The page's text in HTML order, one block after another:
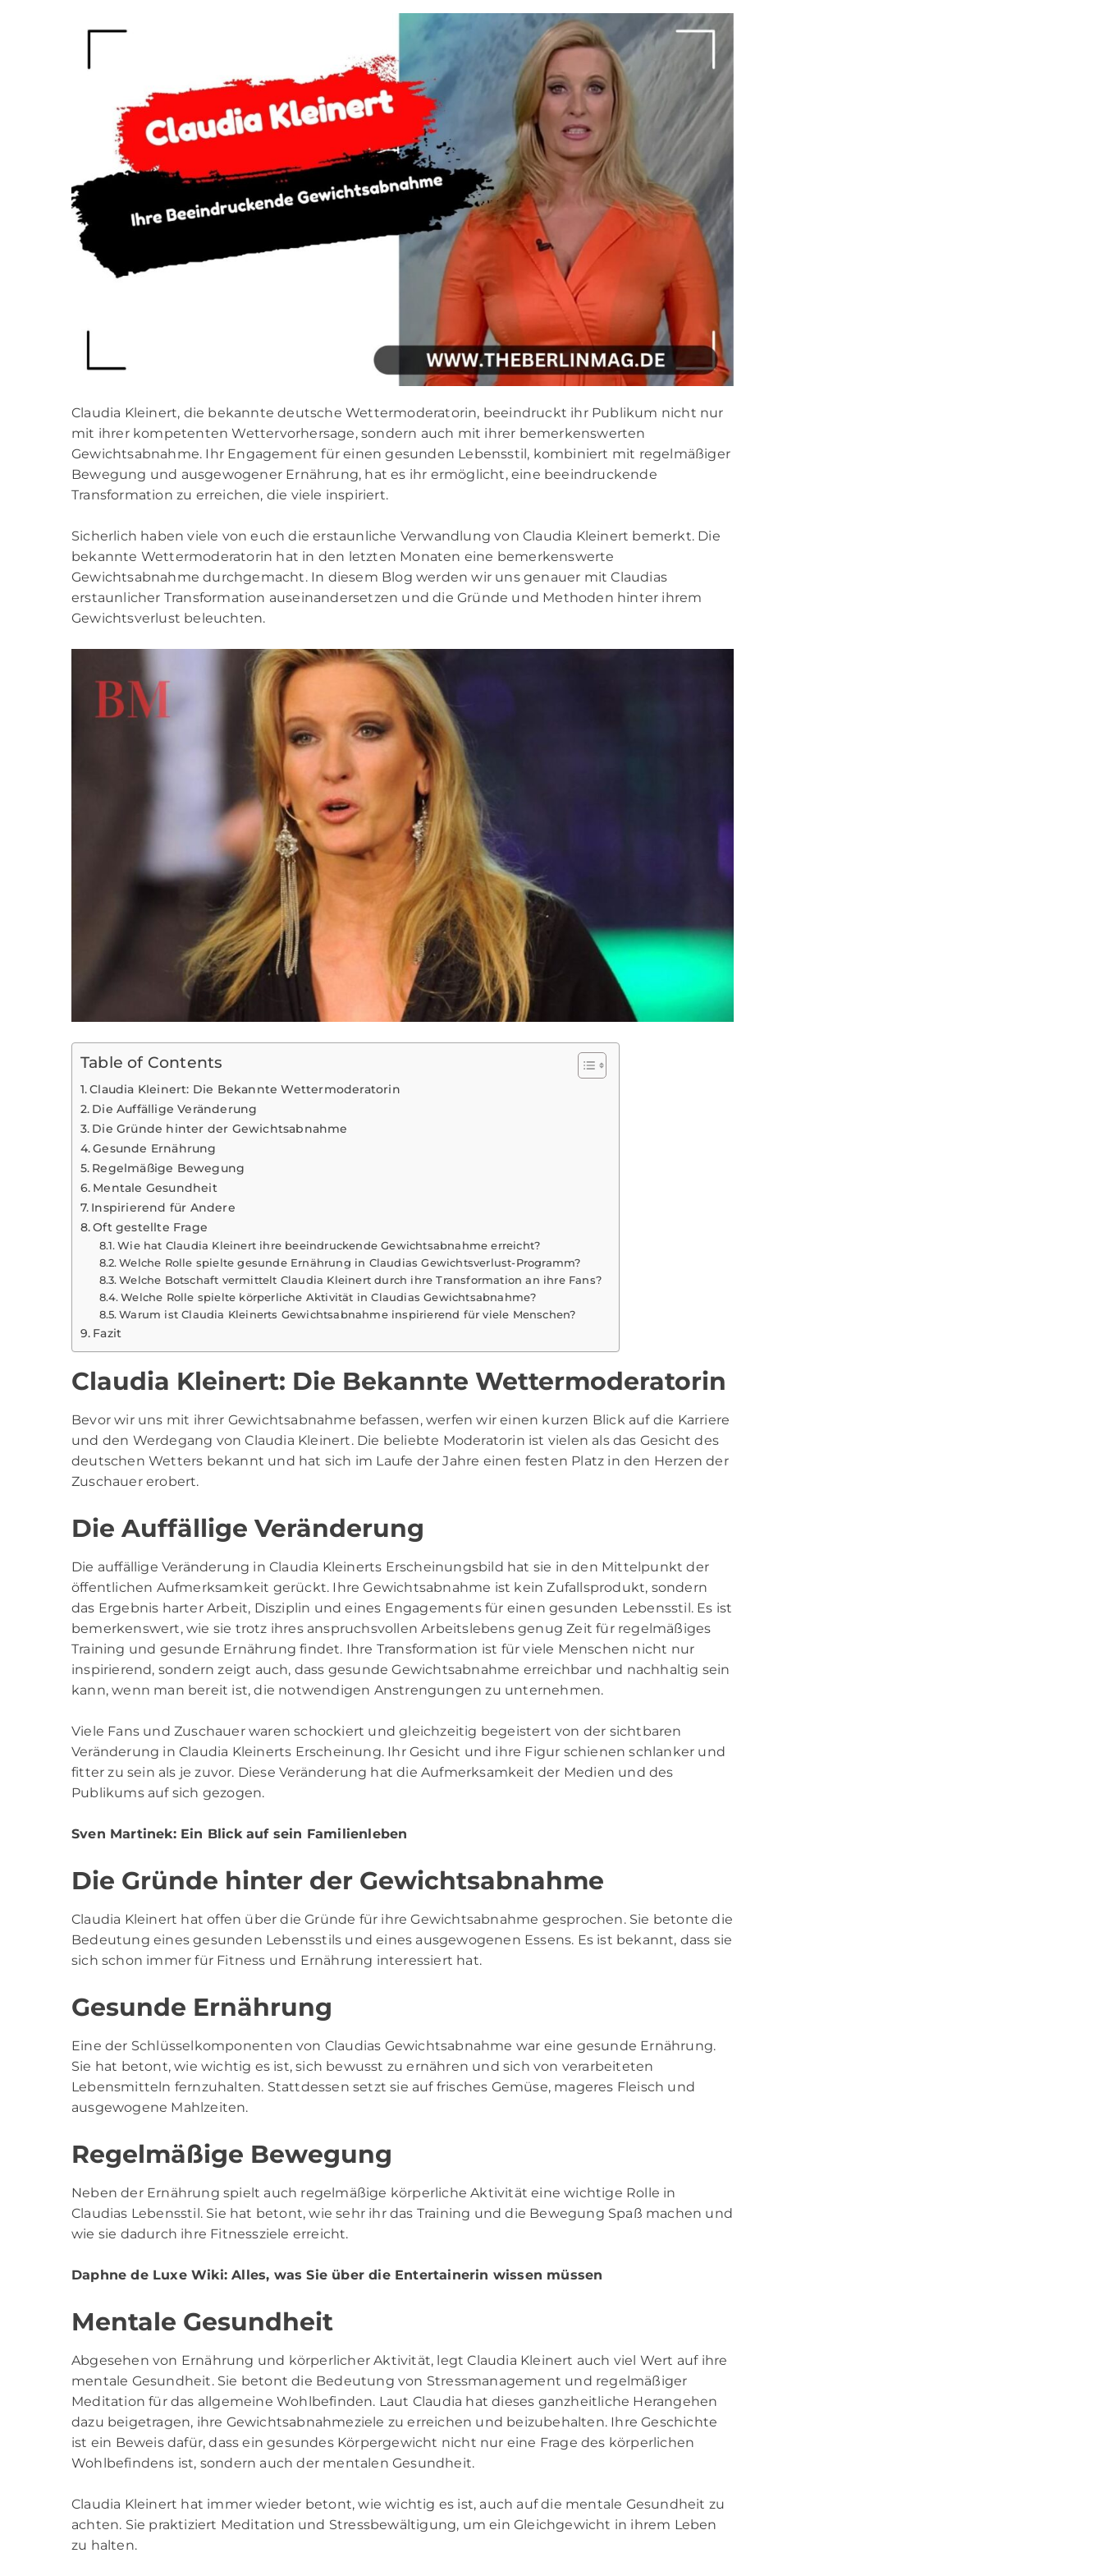
Claudia Kleinert, die bekannte deutsche Wettermoderatorin, beeindruckt ihr Publikum nicht nur
mit ihrer kompetenten Wettervorhersage, sondern auch mit ihrer bemerkenswerten
Gewichtsabnahme. Ihr Engagement für einen gesunden Lebensstil, kombiniert mit regelmäßiger
Bewegung und ausgewogener Ernährung, hat es ihr ermöglicht, eine beeindruckende
Transformation zu erreichen, die viele inspiriert.
Sicherlich haben viele von euch die erstaunliche Verwandlung von Claudia Kleinert bemerkt. Die
bekannte Wettermoderatorin hat in den letzten Monaten eine bemerkenswerte
Gewichtsabnahme durchgemacht. In diesem Blog werden wir uns genauer mit Claudias
erstaunlicher Transformation auseinandersetzen und die Gründe und Methoden hinter ihrem
Gewichtsverlust beleuchten.
Table of Contents
Claudia Kleinert: Die Bekannte Wettermoderatorin
Die Auffällige Veränderung
Die Gründe hinter der Gewichtsabnahme
Gesunde Ernährung
Regelmäßige Bewegung
Mentale Gesundheit
Inspirierend für Andere
Oft gestellte Frage
Wie hat Claudia Kleinert ihre beeindruckende Gewichtsabnahme erreicht?
Welche Rolle spielte gesunde Ernährung in Claudias Gewichtsverlust-Programm?
Welche Botschaft vermittelt Claudia Kleinert durch ihre Transformation an ihre Fans?
Welche Rolle spielte körperliche Aktivität in Claudias Gewichtsabnahme?
Warum ist Claudia Kleinerts Gewichtsabnahme inspirierend für viele Menschen?
Fazit
Claudia Kleinert: Die Bekannte Wettermoderatorin
Bevor wir uns mit ihrer Gewichtsabnahme befassen, werfen wir einen kurzen Blick auf die Karriere
und den Werdegang vonClaudia Kleinert. Die beliebte Moderatorin ist vielen als das Gesicht des
deutschen Wetters bekannt und hat sich im Laufe der Jahre einen festen Platz in den Herzen der
Zuschauer erobert.
Die Auffällige Veränderung
Die auffällige Veränderung in Claudia Kleinerts Erscheinungsbild hat sie in den Mittelpunkt der
öffentlichen Aufmerksamkeit gerückt. Ihre Gewichtsabnahme ist kein Zufallsprodukt, sondern
das Ergebnis harter Arbeit, Disziplin und eines Engagements für einen gesunden Lebensstil. Es ist
bemerkenswert, wie sie trotz ihres anspruchsvollen Arbeitslebens genug Zeit für regelmäßiges
Training und gesunde Ernährung findet. Ihre Transformation ist für viele Menschen nicht nur
inspirierend, sondern zeigt auch, dass gesunde Gewichtsabnahme erreichbar und nachhaltig sein
kann, wenn man bereit ist, die notwendigen Anstrengungen zu unternehmen.
Viele Fans und Zuschauer waren schockiert und gleichzeitig begeistert von der sichtbaren
Veränderung in Claudia Kleinerts Erscheinung. Ihr Gesicht und ihre Figur schienen schlanker und
fitter zu sein als je zuvor. Diese Veränderung hat die Aufmerksamkeit der Medien und des
Publikums auf sich gezogen.
Sven Martinek: Ein Blick auf sein Familienleben
Die Gründe hinter der Gewichtsabnahme
Claudia Kleinert hat offen über die Gründe für ihre Gewichtsabnahme gesprochen. Sie betonte die
Bedeutung eines gesunden Lebensstils und eines ausgewogenen Essens. Es ist bekannt, dass sie
sich schon immer für Fitness und Ernährung interessiert hat.
Gesunde Ernährung
Eine der Schlüsselkomponenten von Claudias Gewichtsabnahme war eine gesunde Ernährung.
Sie hat betont, wie wichtig es ist, sich bewusst zu ernähren und sich von verarbeiteten
Lebensmitteln fernzuhalten. Stattdessen setzt sie auf frisches Gemüse, mageres Fleisch und
ausgewogene Mahlzeiten.
Regelmäßige Bewegung
Neben der Ernährung spielt auch regelmäßige körperliche Aktivität eine wichtige Rolle in
Claudias Lebensstil. Sie hat betont, wie sehr ihr das Training und die Bewegung Spaß machen und
wie sie dadurch ihre Fitnessziele erreicht.
Daphne de Luxe Wiki: Alles, was Sie über die Entertainerin wissen müssen
Mentale Gesundheit
Abgesehen von Ernährung und körperlicher Aktivität, legt Claudia Kleinert auch viel Wert auf ihre
mentale Gesundheit. Sie betont die Bedeutung von Stressmanagement und regelmäßiger
Meditation für das allgemeine Wohlbefinden. Laut Claudia hat dieses ganzheitliche Herangehen
dazu beigetragen, ihre Gewichtsabnahmeziele zu erreichen und beizubehalten. Ihre Geschichte
ist ein Beweis dafür, dass ein gesundes Körpergewicht nicht nur eine Frage des körperlichen
Wohlbefindens ist, sondern auch der mentalen Gesundheit.
Claudia Kleinert hat immer wieder betont, wie wichtig es ist, auch auf die mentale Gesundheit zu
achten. Sie praktiziert Meditation und Stressbewältigung, um ein Gleichgewicht in ihrem Leben
zu halten.